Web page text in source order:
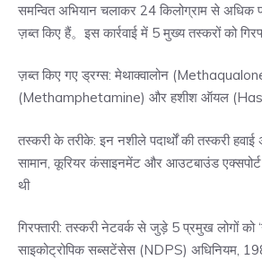
समन्वित अभियान चलाकर 24 किलोग्राम से अधिक
ज़ब्त किए हैं。इस कार्रवाई में 5 मुख्य तस्करों को
ज़ब्त किए गए ड्रग्स: मेथाक्वालोन
(Methamphetamine) और हशीश ऑयल
तस्करी के तरीके: इन नशीले पदार्थों की तस्करी हवाई
सामान, कूरियर कंसाइनमेंट और आउटबाउंड एक्सपोर्ट
थी
गिरफ्तारी: तस्करी नेटवर्क से जुड़े 5 प्रमुख लोगों को
साइकोट्रोपिक सब्सटेंसेस (NDPS) अधिनियम,